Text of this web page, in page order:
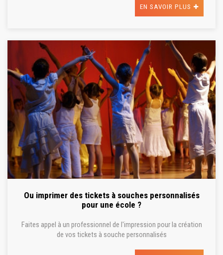
EN SAVOIR PLUS
Ou imprimer des tickets à souches personnalisés
pour une école ?
Faites appel à un professionnel de l'impression pour la création
de vos tickets à souche personnalisés